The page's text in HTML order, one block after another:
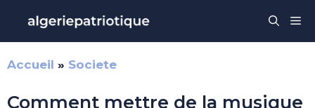
contenu
Accueil » Societe
Comment mettre de la musique